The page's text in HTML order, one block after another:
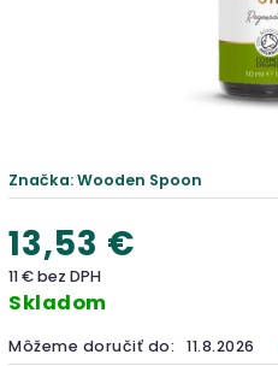
Značka:Wooden Spoon
13,53 €
11 € bez DPH
Skladom
Môžeme doručiť do: 11.8.2026